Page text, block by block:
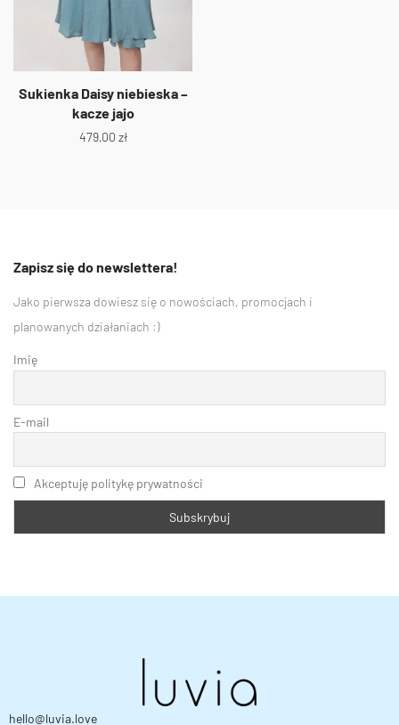
Sukienka Daisy niebieska –
kacze jajo
479,00 zł
Zapisz się do newslettera!
Jako pierwsza dowiesz się o nowościach, promocjach i
planowanych działaniach :)
Imię
E-mail
Akceptuję politykę prywatności
hello@luvia.love